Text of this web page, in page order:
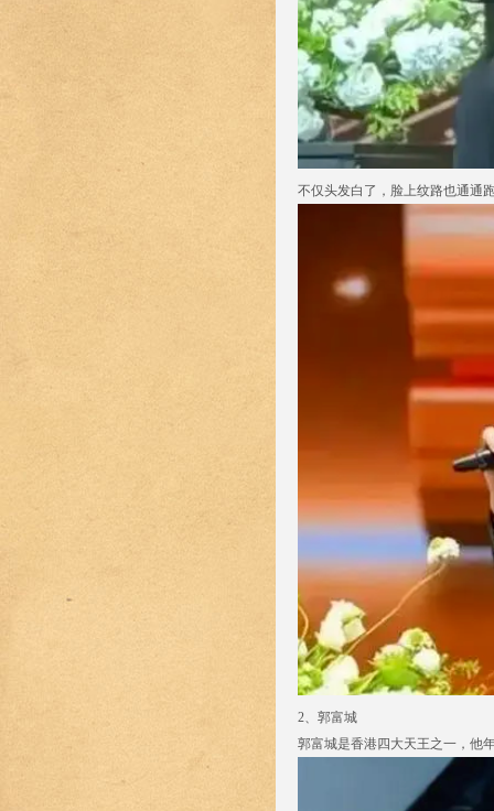
不仅头发白了，脸上纹路也通通
2、郭富城
郭富城是香港四大天王之一，他